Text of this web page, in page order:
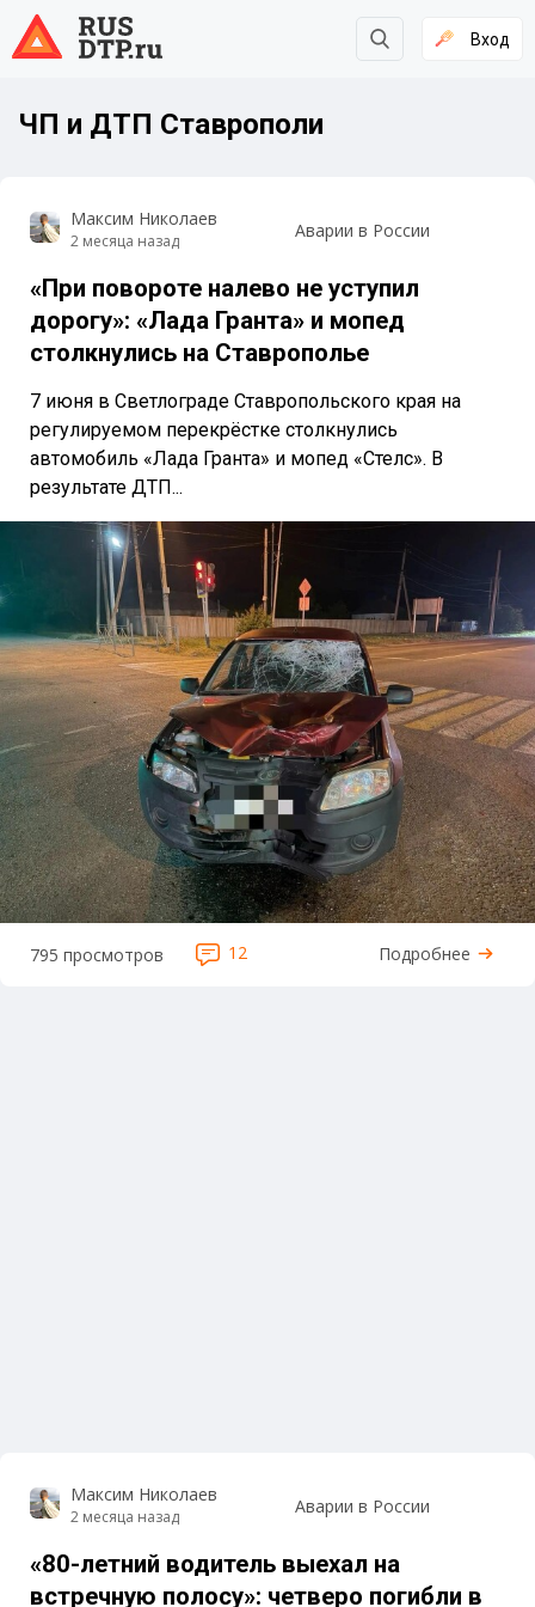
Вход
ЧП и ДТП Ставрополи
Максим Николаев
2 месяца назад Аварии в России
«При повороте налево не уступил
дорогу»: «Лада Гранта» и мопед
столкнулись на Ставрополье
7 июня в Светлограде Ставропольского края на
регулируемом перекрёстке столкнулись
автомобиль «Лада Гранта» и мопед «Стелс». В
результате ДТП...
795 просмотров 12 Подробнее
Максим Николаев
2 месяца назад Аварии в России
«80-летний водитель выехал на
встречную полосу»: четверо погибли в